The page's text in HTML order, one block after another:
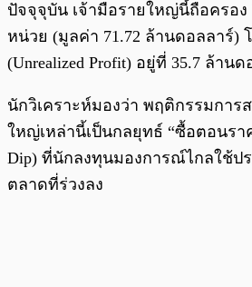
ปัจจุจุบัน เจ้ามือรายใหญ่นี้ถือครอง
หน่วย (มูลค่า 71.72 ล้านดอลลาร์)
(Unrealized Profit) อยู่ที่ 35.7 ล้านด
นักวิเคราะห์มองว่า พฤติกรรมการ
ใหญ่เหล่านี้เป็นกลยุทธ์ “ซื้อตอนรา
Dip) ที่นักลงทุนมองการณ์ไกลใช้ป
ตลาดที่ร่วงลง